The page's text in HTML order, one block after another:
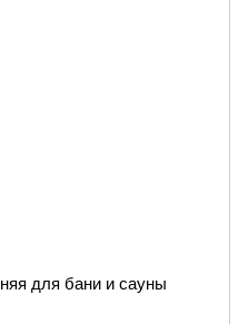
для бани и сауны